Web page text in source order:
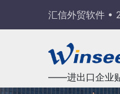
汇信外贸软件 •
——进出口企业